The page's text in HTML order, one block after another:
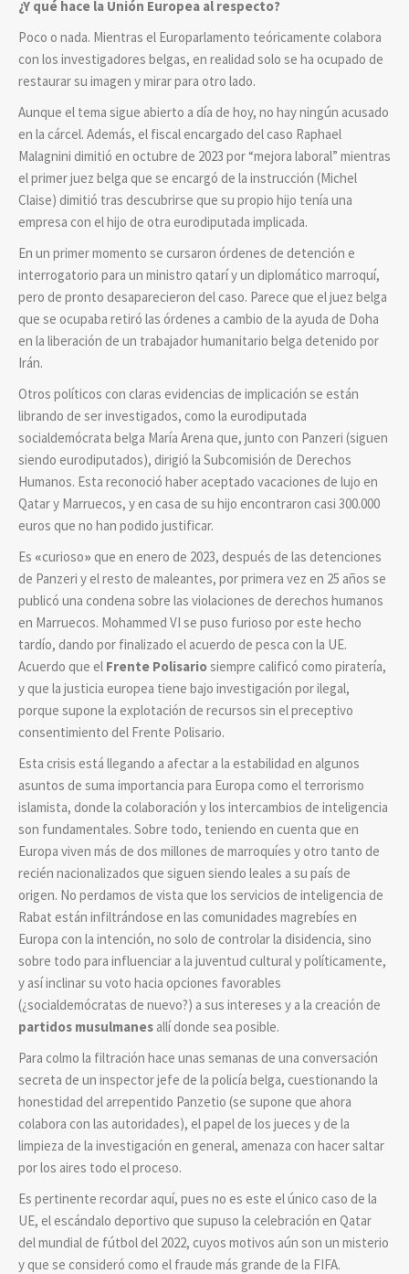
¿Y qué hace la Unión Europea al respecto?
Poco o nada. Mientras el Europarlamento teóricamente colabora
con los investigadores belgas, en realidad solo se ha ocupado de
restaurar su imagen y mirar para otro lado.
Aunque el tema sigue abierto a día de hoy, no hay ningún acusado
en la cárcel. Además, el fiscal encargado del caso Raphael
Malagnini dimitió en octubre de 2023 por “mejora laboral” mientras
el primer juez belga que se encargó de la instrucción (Michel
Claise) dimitió tras descubrirse que su propio hijo tenía una
empresa con el hijo de otra eurodiputada implicada.
En un primer momento se cursaron órdenes de detención e
interrogatorio para un ministro qatarí y un diplomático marroquí,
pero de pronto desaparecieron del caso. Parece que el juez belga
que se ocupaba retiró las órdenes a cambio de la ayuda de Doha
en la liberación de un trabajador humanitario belga detenido por
Irán.
Otros políticos con claras evidencias de implicación se están
librando de ser investigados, como la eurodiputada
socialdemócrata belga María Arena que, junto con Panzeri (siguen
siendo eurodiputados), dirigió la Subcomisión de Derechos
Humanos. Esta reconoció haber aceptado vacaciones de lujo en
Qatar y Marruecos, y en casa de su hijo encontraron casi 300.000
euros que no han podido justificar.
Es «curioso» que en enero de 2023, después de las detenciones
de Panzeri y el resto de maleantes, por primera vez en 25 años se
publicó una condena sobre las violaciones de derechos humanos
en Marruecos. Mohammed VI se puso furioso por este hecho
tardío, dando por finalizado el acuerdo de pesca con la UE.
Acuerdo que el Frente Polisariosiempre calificó como piratería,
y que la justicia europea tiene bajo investigación por ilegal,
porque supone la explotación de recursos sin el preceptivo
consentimiento del Frente Polisario.
Esta crisis está llegando a afectar a la estabilidad en algunos
asuntos de suma importancia para Europa como el terrorismo
islamista, donde la colaboración y los intercambios de inteligencia
son fundamentales. Sobre todo, teniendo en cuenta que en
Europa viven más de dos millones de marroquíes y otro tanto de
recién nacionalizados que siguen siendo leales a su país de
origen. No perdamos de vista que los servicios de inteligencia de
Rabat están infiltrándose en las comunidades magrebíes en
Europa con la intención, no solo de controlar la disidencia, sino
sobre todo para influenciar a la juventud cultural y políticamente,
y así inclinar su voto hacia opciones favorables
(¿socialdemócratas de nuevo?) a sus intereses y a la creación de
partidos musulmanes allí donde sea posible.
Para colmo la filtración hace unas semanas de una conversación
secreta de un inspector jefe de la policía belga, cuestionando la
honestidad del arrepentido Panzetio (se supone que ahora
colabora con las autoridades), el papel de los jueces y de la
limpieza de la investigación en general, amenaza con hacer saltar
por los aires todo el proceso.
Es pertinente recordar aquí, pues no es este el único caso de la
UE, el escándalo deportivo que supuso la celebración en Qatar
del mundial de fútbol del 2022, cuyos motivos aún son un misterio
y que se consideró como el fraude más grande de la FIFA.